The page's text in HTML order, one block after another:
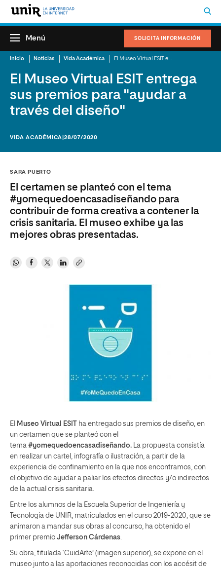
SOLICITA INFORMACIÓN
Menú
Inicio Noticias Vida Académica
El Museo Virtual ESIT entrega
sus premios para "ayudar a
través del diseño"
VIDA ACADÉMICA |28/07/2020
SARA PUERTO
El certamen se planteó con el tema
#yomequedoencasadiseñando para
contribuir de forma creativa a contener la
crisis sanitaria. El museo exhibe ya las
mejores obras presentadas.
El Museo Virtual ESIT
ha entregado sus premios de diseño, en
un certamen que se planteó con el
tema #yomequedoencasadiseñando. La propuesta consistía
en realizar un cartel, infografía o ilustración, a partir de la
experiencia de confinamiento en la que nos encontramos, con
el objetivo de ayudar a paliar los efectos directos y/o indirectos
de la actual crisis sanitaria.
Entre los alumnos de la Escuela Superior de Ingeniería y
Tecnología de UNIR, matriculados en el curso 2019-2020, que se
animaron a mandar sus obras al concurso, ha obtenido el
primer premio Jefferson Cárdenas.
Su obra, titulada ‘CuidArte’ (imagen superior), se expone en el
museo junto a las aportaciones reconocidas con los accésit de